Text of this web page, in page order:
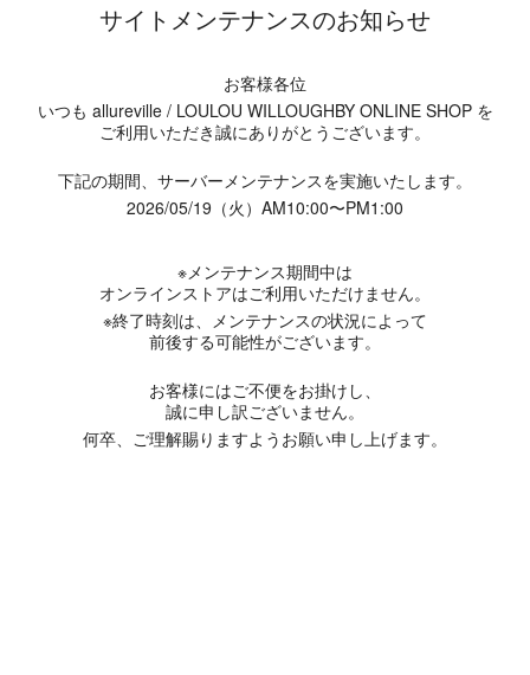
サイトメンテナンスのお知らせ
お客様各位
いつも allureville / LOULOU WILLOUGHBY ONLINE SHOP を
ご利用いただき誠にありがとうございます。
下記の期間、サーバーメンテナンスを実施いたします。
2026/05/19（火）AM10:00〜PM1:00
※メンテナンス期間中は
オンラインストアはご利用いただけません。
※終了時刻は、メンテナンスの状況によって
前後する可能性がございます。
お客様にはご不便をお掛けし、
誠に申し訳ございません。
何卒、ご理解賜りますようお願い申し上げます。